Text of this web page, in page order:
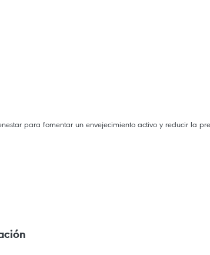
para fomentar un envejecimiento activo y reducir la